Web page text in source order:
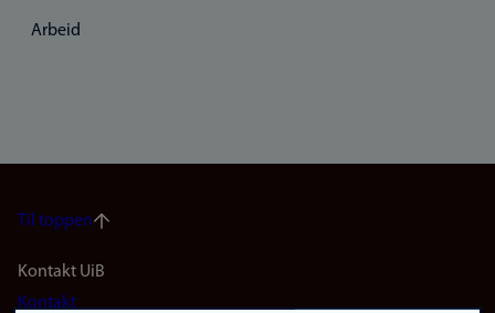
Arbeid
Til toppen
Footer
Kontakt UiB
Kontakt